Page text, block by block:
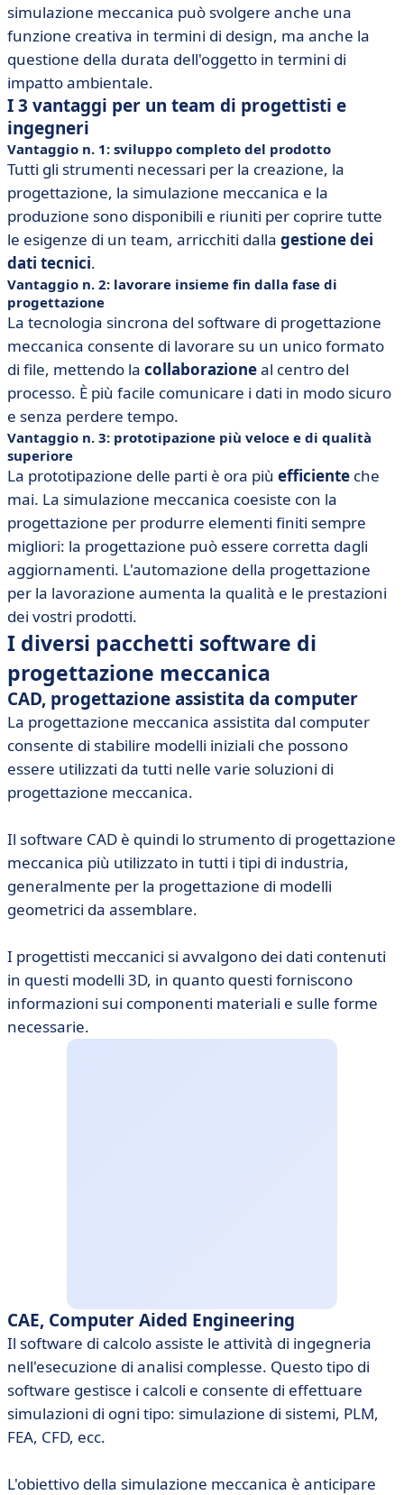
simulazione meccanica può svolgere anche una
funzione creativa in termini di design, ma anche la
questione della durata dell'oggetto in termini di
impatto ambientale.
I 3 vantaggi per un team di progettisti e
ingegneri
Vantaggio n. 1: sviluppo completo del prodotto
Tutti gli strumenti necessari per la creazione, la
progettazione, la simulazione meccanica e la
produzione sono disponibili e riuniti per coprire tutte
le esigenze di un team, arricchiti dalla gestione dei
dati tecnici.
Vantaggio n. 2: lavorare insieme fin dalla fase di
progettazione
La tecnologia sincrona del software di progettazione
meccanica consente di lavorare su un unico formato
di file, mettendo la collaborazioneal centro del
processo. È più facile comunicare i dati in modo sicuro
e senza perdere tempo.
Vantaggio n. 3: prototipazione più veloce e di qualità
superiore
La prototipazione delle parti è ora più efficiente che
mai. La simulazione meccanica coesiste con la
progettazione per produrre elementi finiti sempre
migliori: la progettazione può essere corretta dagli
aggiornamenti. L'automazione della progettazione
per la lavorazione aumenta la qualità e le prestazioni
dei vostri prodotti.
I diversi pacchetti software di
progettazione meccanica
CAD, progettazione assistita da computer
La progettazione meccanica assistita dal computer
consente di stabilire modelli iniziali che possono
essere utilizzati da tutti nelle varie soluzioni di
progettazione meccanica.
Il software CAD è quindi lo strumento di progettazione
meccanica più utilizzato in tutti i tipi di industria,
generalmente per la progettazione di modelli
geometrici da assemblare.
I progettisti meccanici si avvalgono dei dati contenuti
in questi modelli 3D, in quanto questi forniscono
informazioni sui componenti materiali e sulle forme
necessarie.
CAE, Computer Aided Engineering
Il software di calcolo assiste le attività di ingegneria
nell'esecuzione di analisi complesse. Questo tipo di
software gestisce i calcoli e consente di effettuare
simulazioni di ogni tipo: simulazione di sistemi, PLM,
FEA, CFD, ecc.
L'obiettivo della simulazione meccanica è anticipare